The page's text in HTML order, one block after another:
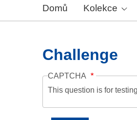
Domů Kolekce
Challenge
CAPTCHA
This question is for